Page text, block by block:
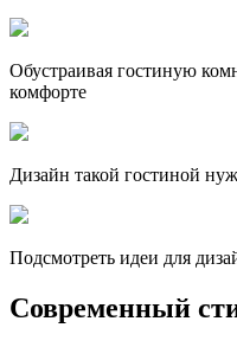
Обустраивая гостиную
комфорте
Дизайн такой гостиной
Подсмотреть идеи для
Современный